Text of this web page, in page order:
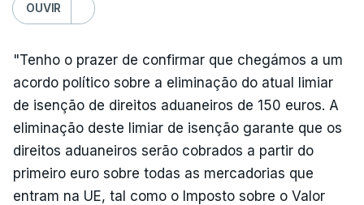
OUVIR
"Tenho o prazer de confirmar que chegámos a um
acordo político sobre a eliminação do atual limiar
de isenção de direitos aduaneiros de 150 euros. A
eliminação deste limiar de isenção garante que os
direitos aduaneiros serão cobrados a partir do
primeiro euro sobre todas as mercadorias que
entram na UE, tal como o Imposto sobre o Valor